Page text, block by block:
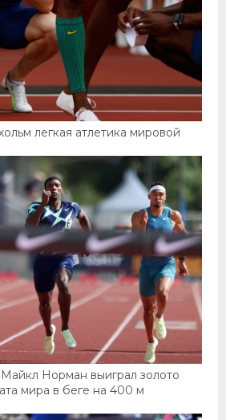
легкая атлетика мировой
Норман выиграл золото
мира в беге на 400 м